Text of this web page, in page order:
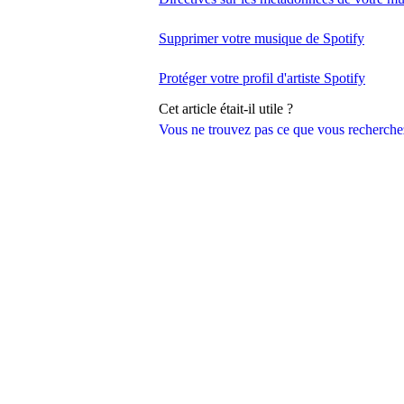
Vous ne trouvez pas ce que vous
Supprimer votre musique de Spotify
Protéger votre profil d'artiste Spotify
Cet article était-il utile ?